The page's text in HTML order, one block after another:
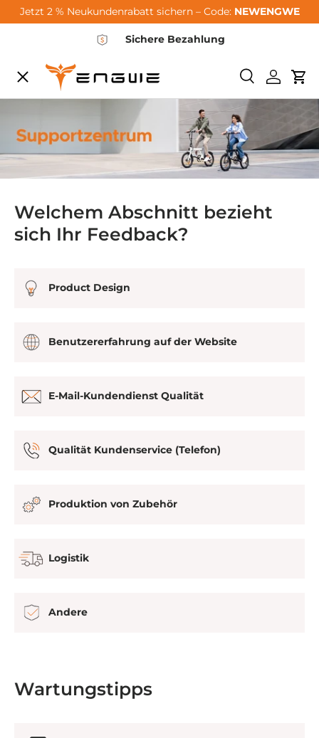
Zum Inhalt springen
Jetzt 2 % Neukundenrabatt sichern – Code: NEWENGWE
Sichere Bezahlung
Suchen
Speisekarte
City-Sale
E-Bikes
Welchem Abschnitt bezieht
sich Ihr Feedback?
Product Design
Benutzererfahrung auf der Website
E-Mail-Kundendienst Qualität
Qualität Kundenservice (Telefon)
Produktion von Zubehör
Logistik
Andere
Wartungstipps